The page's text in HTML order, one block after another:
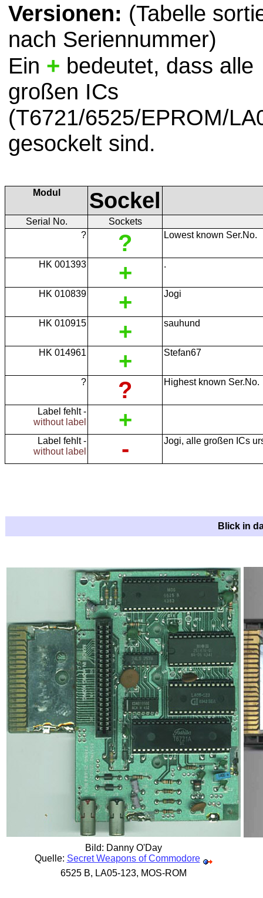
Versionen: (Tabelle
nach Seriennummer)
Ein + bedeutet, dass alle
großen ICs
(T6721/6525/EPROM/
gesockelt sind.
Modul Sockel
Serial No.
Sockets
?
? Lowest known Ser.No.
HK 001393 + .
HK 010839 + Jogi
HK 010915 + sauhund
HK 014961 + Stefan67
? ? Highest known Ser.No.
Label fehlt -
without label
+
Label fehlt -
without label
- Jogi, alle großen ICs
Blick in
Bild: Danny O'Day
Quelle: Secret Weapons of Commodore
6525 B, LA05-123, MOS-ROM